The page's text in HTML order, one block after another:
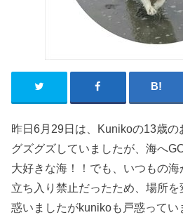
昨日6月29日は、Kunikoの13歳
グズグズしていましたが、海へ
大好きな海！！でも、いつもの
立ち入り禁止だったため、場所
惑いましたがkunikoも戸惑ってい